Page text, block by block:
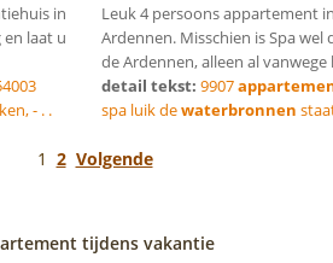
in
laat u
- . .
Leuk 4 persoons appartement
Ardennen. Misschien is Spa wel
de Ardennen, alleen al
detail tekst: 9907
spa luik dewaterbronnen
1 2 Volgende
tijdens vakantie